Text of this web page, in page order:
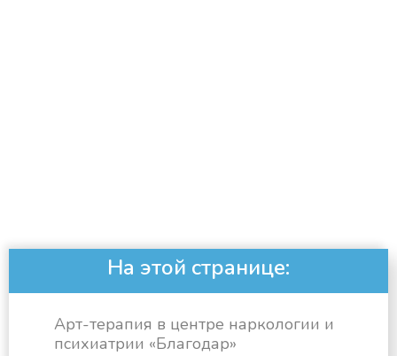
На этой странице:
Арт-терапия в центре наркологии и
психиатрии «Благодар»